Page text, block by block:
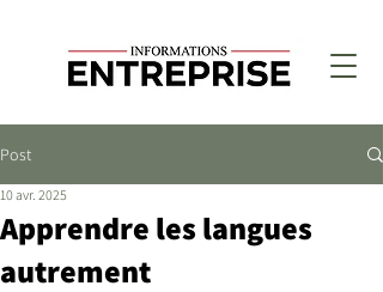
Post
Apprendre les langues
autrement
10 avr. 2025